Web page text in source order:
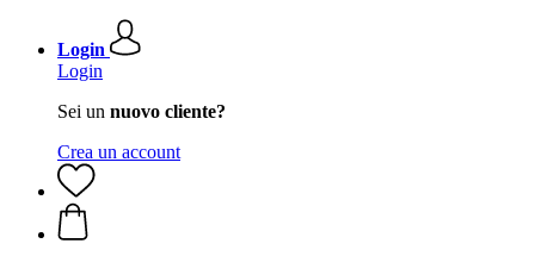
Login
Login
Sei un nuovo cliente?
Crea un account